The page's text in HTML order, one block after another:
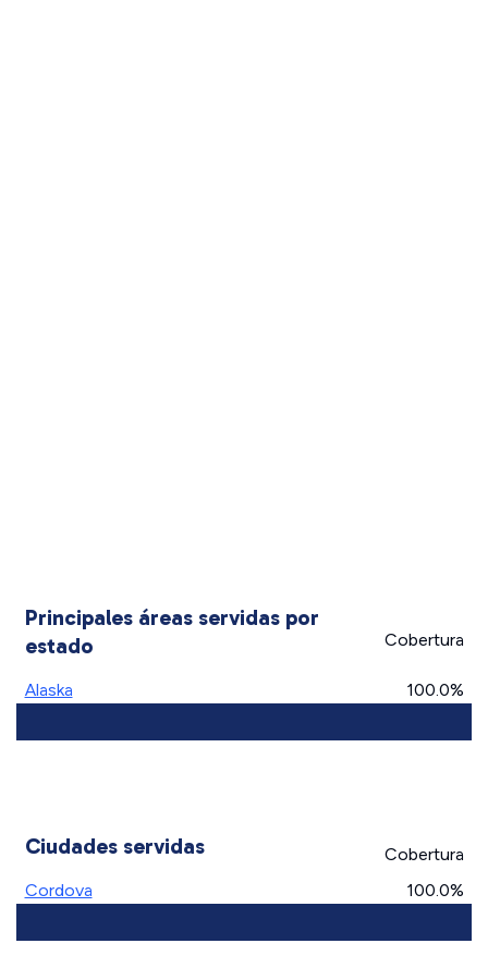
Principales áreas servidas por
estado
Cobertura
Alaska 100.0%
Ciudades servidas
Cobertura
Cordova
100.0%